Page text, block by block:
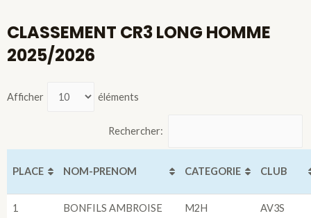
CLASSEMENT CR3 LONG HOMME
2025/2026
Afficher éléments
Rechercher:
PLACE NOM-PRENOM CATEGORIE CLUB
1 BONFILS AMBROISE M2H AV3S